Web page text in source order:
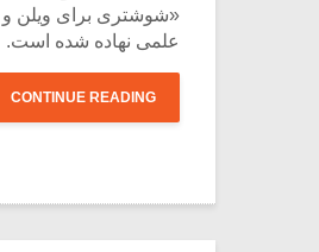
«شوشتری برای ویلن
علمی نهاده شده است.
CONTINUE READING